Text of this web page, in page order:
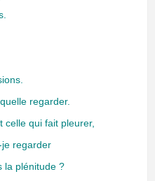
regarder.
celle qui fait pleurer,
regarder
la plénitude ?